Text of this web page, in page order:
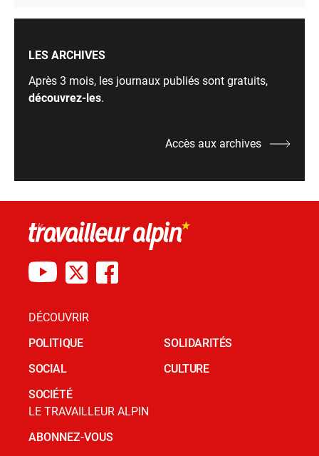
LES ARCHIVES
Après 3 mois, les journaux publiés sont gratuits,
découvrez-les.
Accès aux archives
DÉCOUVRIR
POLITIQUE
SOCIAL
SOCIÉTÉ
SOLIDARITÉS
CULTURE
LE TRAVAILLEUR ALPIN
ABONNEZ-VOUS